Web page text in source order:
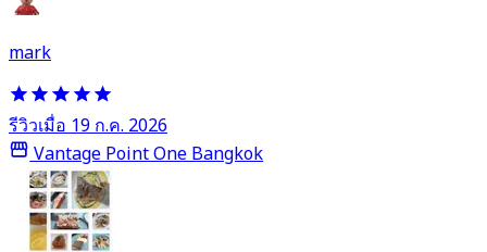
mark
รีวิวเมื่อ 19 ก.ค. 2026
Vantage Point One Bangkok